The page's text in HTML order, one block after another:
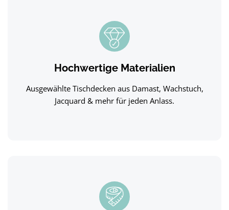
Hochwertige Materialien
Ausgewählte Tischdecken aus Damast, Wachstuch,
Jacquard & mehr für jeden Anlass.